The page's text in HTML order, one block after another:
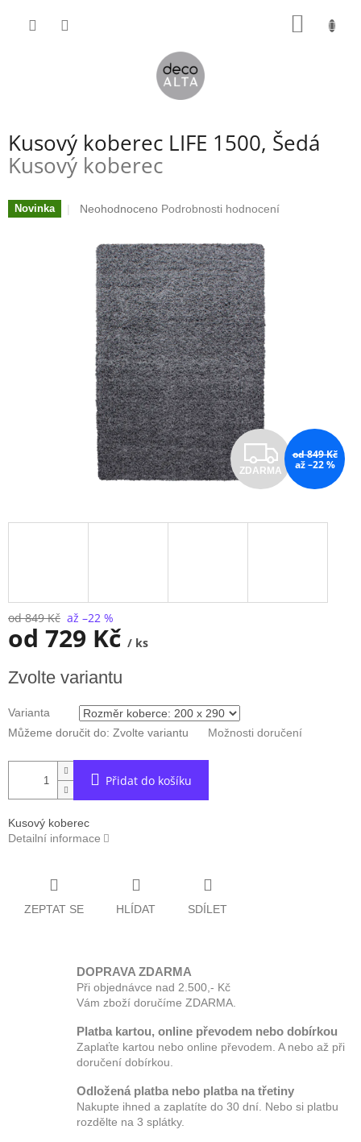
Kusový koberec LIFE 1500, Šedá
Kusový koberec
Novinka
Průměrné
hvězdiček.
Neohodnoceno Podrobnosti hodnocení
Z
D
A
ZDARMA
od 849 Kč
až –22 %
od 849 Kč až –22 %
od 729 Kč / ks
cena:
Zvolte variantu
Varianta
Můžeme doručit do: Zvolte variantu Možnosti doručení
Přidat do košíku
Kusový koberec
Detailní informace
ZEPTAT SE HLÍDAT SDÍLET
DOPRAVA ZDARMA
Při objednávce nad 2.500,- Kč
Vám zboží doručíme ZDARMA.
Platba kartou, online převodem nebo dobírkou
Zaplaťte kartou nebo online převodem. A nebo až při
doručení dobírkou.
Odložená platba nebo platba na třetiny
Nakupte ihned a zaplatíte do 30 dní. Nebo si platbu
rozdělte na 3 splátky.